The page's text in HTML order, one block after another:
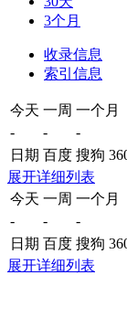
3个月
收录信息
索引信息
今天 一周 一个月
-
-
-
日期 百度 搜狗
展开详细列表
今天 一周 一个月
-
-
-
日期 百度 搜狗
展开详细列表